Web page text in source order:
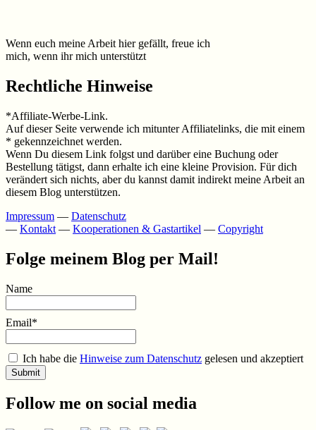
Wenn euch meine Arbeit hier gefällt, freue ich
mich, wenn ihr mich unterstützt
Rechtliche Hinweise
*Affiliate-Werbe-Link.
Auf dieser Seite verwende ich mitunter Affiliatelinks, die mit einem
* gekennzeichnet werden.
Wenn Du diesem Link folgst und darüber eine Buchung oder
Bestellung tätigst, dann erhalte ich eine kleine Provision. Für dich
verändert sich nichts, aber du kannst damit indirekt meine Arbeit an
diesem Blog unterstützen.
Impressum — Datenschutz
— Kontakt — Kooperationen & Gastartikel — Copyright
Folge meinem Blog per Mail!
Name
Email*
Ich habe die Hinweise zum Datenschutz gelesen und akzeptiert
Follow me on social media